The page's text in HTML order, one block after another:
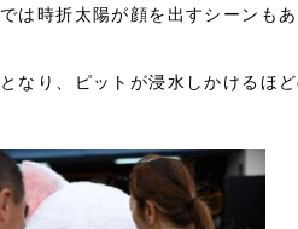
は時折太陽が顔を出すシーンも
なり、ピットが浸水しかけるほど